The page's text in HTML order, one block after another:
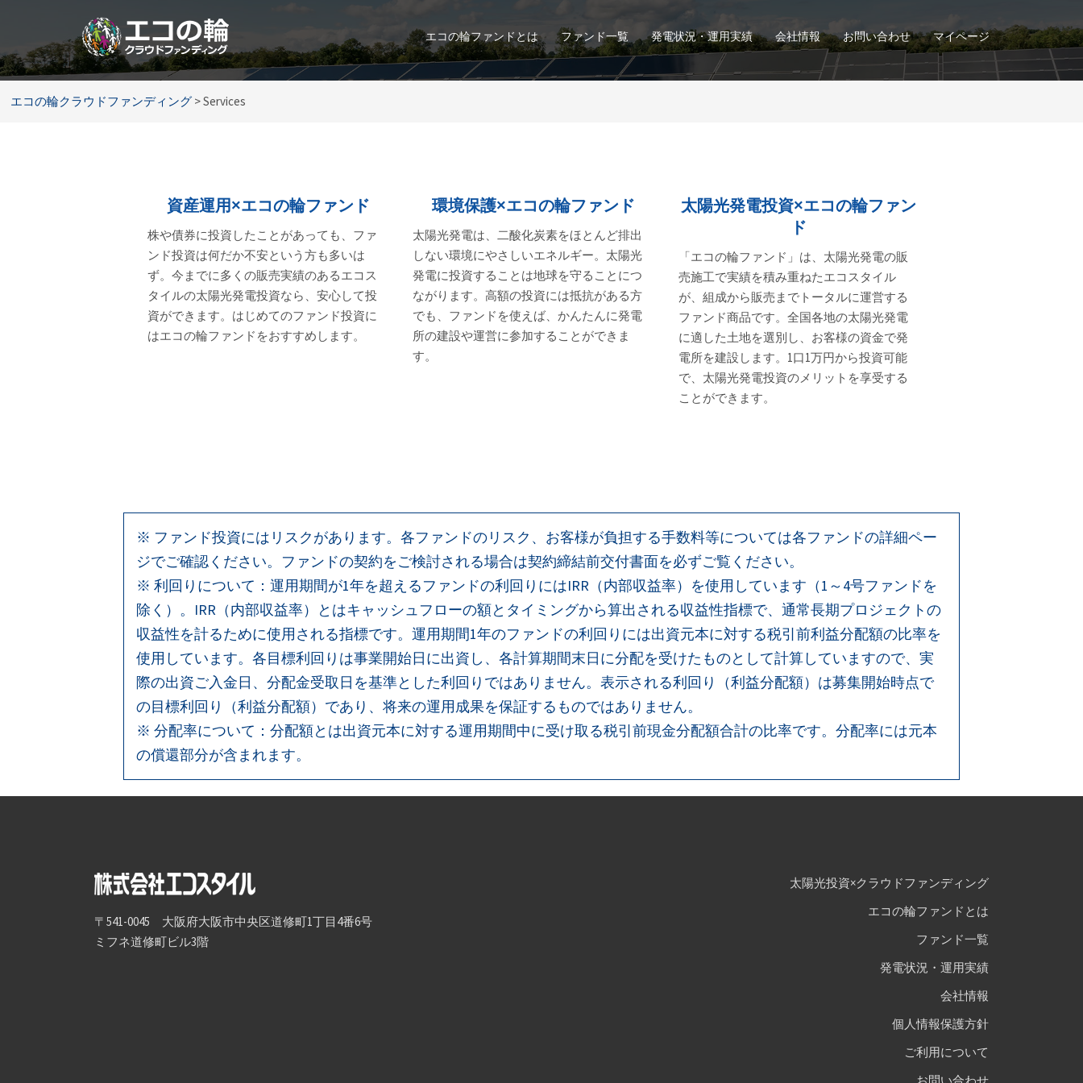
ン
エコの輪ファンドとは ファンド一覧 発電状況・運用実績 会社情報 お問い合わせ マイページ
エコの輪クラウドファンディング >Services
資産運用×エコの輪ファンド
株や債券に投資したことがあっても、ファ
ンド投資は何だか不安という方も多いは
ず。今までに多くの販売実績のあるエコス
タイルの太陽光発電投資なら、安心して投
資ができます。はじめてのファンド投資に
はエコの輪ファンドをおすすめします。
環境保護×エコの輪ファンド
太陽光発電は、二酸化炭素をほとんど排出
しない環境にやさしいエネルギー。太陽光
発電に投資することは地球を守ることにつ
ながります。高額の投資には抵抗がある方
でも、ファンドを使えば、かんたんに発電
所の建設や運営に参加することができま
す。
太陽光発電投資×エコの輪ファン
ド
「エコの輪ファンド」は、太陽光発電の販
売施工で実績を積み重ねたエコスタイル
が、組成から販売までトータルに運営する
ファンド商品です。全国各地の太陽光発電
に適した土地を選別し、お客様の資金で発
電所を建設します。1口1万円から投資可能
で、太陽光発電投資のメリットを享受する
ことができます。
※ ファンド投資にはリスクがあります。各ファンドのリスク、お客様が負担する手数料等については各ファンドの詳細ペー
ジでご確認ください。ファンドの契約をご検討される場合は契約締結前交付書面を必ずご覧ください。
※ 利回りについて：運用期間が1年を超えるファンドの利回りにはIRR（内部収益率）を使用しています（1～4号ファンドを
除く）。IRR（内部収益率）とはキャッシュフローの額とタイミングから算出される収益性指標で、通常長期プロジェクトの
収益性を計るために使用される指標です。運用期間1年のファンドの利回りには出資元本に対する税引前利益分配額の比率を
使用しています。各目標利回りは事業開始日に出資し、各計算期間末日に分配を受けたものとして計算していますので、実
際の出資ご入金日、分配金受取日を基準とした利回りではありません。表示される利回り（利益分配額）は募集開始時点で
の目標利回り（利益分配額）であり、将来の運用成果を保証するものではありません。
※ 分配率について：分配額とは出資元本に対する運用期間中に受け取る税引前現金分配額合計の比率です。分配率には元本
の償還部分が含まれます。
〒541-0045 大阪府大阪市中央区道修町1丁目4番6号
ミフネ道修町ビル3階
太陽光投資×クラウドファンディング
エコの輪ファンドとは
ファンド一覧
発電状況・運用実績
会社情報
個人情報保護方針
ご利用について